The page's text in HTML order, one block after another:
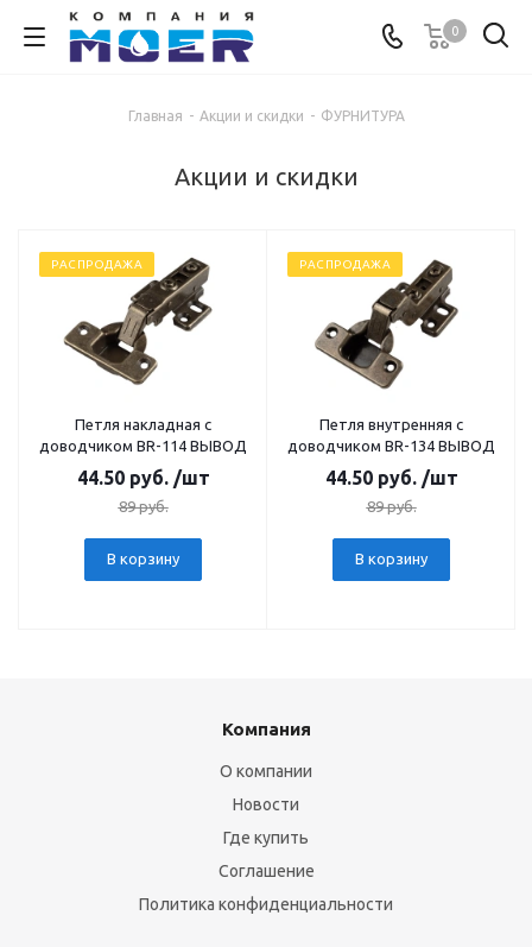
0
Главная - Акции и скидки - ФУРНИТУРА
Акции и скидки
РАСПРОДАЖА
Петля накладная с
доводчиком BR-114 ВЫВОД
44.50руб. /шт
89руб.
В корзину
РАСПРОДАЖА
Петля внутренняя с
доводчиком BR-134 ВЫВОД
44.50руб. /шт
89руб.
В корзину
Компания
О компании
Новости
Где купить
Соглашение
Политика конфиденциальности